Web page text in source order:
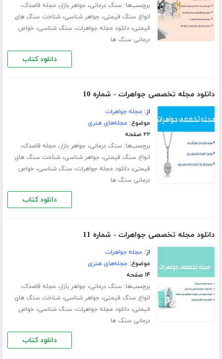
برچسب‌ها: سنگ درمانی، جواهر بازار، مجله قاصدک،
انواع سنگ قیمتی، جواهر شناسی،شناخت سنگ های
قیمتی،دانلود مجله جواهرات، سنگ شناسی، خواص
درمانی سنگ ها
دانلود کتاب
دانلود مجله تخصصی جواهرات - شماره 10
از: مجله جواهرات
موضوع: مجله‌های هنری
۲۲ صفحه
برچسب‌ها: سنگ درمانی، جواهر بازار، مجله قاصدک،
انواع سنگ قیمتی، جواهر شناسی،شناخت سنگ های
قیمتی،دانلود مجله جواهرات، سنگ شناسی، خواص
درمانی سنگ ها
دانلود کتاب
دانلود مجله تخصصی جواهرات - شماره 11
از: مجله جواهرات
موضوع: مجله‌های هنری
۱۴ صفحه
برچسب‌ها: سنگ درمانی، جواهر بازار، مجله قاصدک،
انواع سنگ قیمتی، جواهر شناسی،شناخت سنگ های
قیمتی،دانلود مجله جواهرات، سنگ شناسی، خواص
درمانی سنگ ها
دانلود کتاب